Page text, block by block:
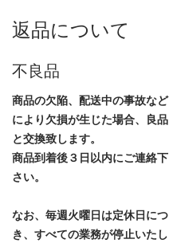
返品について
不良品
商品の欠陥、配送中の事故など
により欠損が生じた場合、良品
と交換致します。
商品到着後３日以内にご連絡下
さい。
なお、毎週火曜日は定休日につ
き、すべての業務が停止いたし